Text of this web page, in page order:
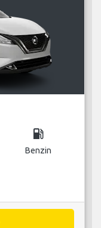
local_gas_station
Benzin